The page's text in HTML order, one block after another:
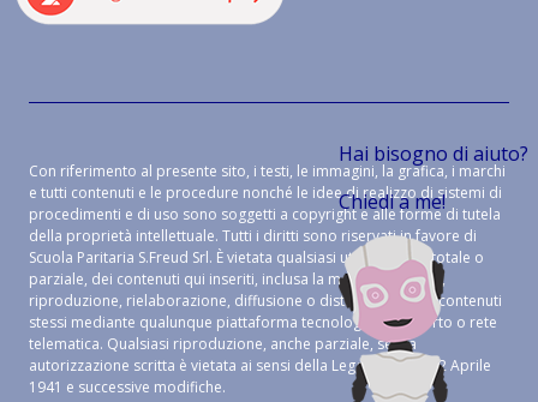
Hai bisogno di aiuto?
Chiedi a me!
Con riferimento al presente sito, i testi, le immagini, la grafica, i marchi
e tutti contenuti e le procedure nonché le idee di realizzo di sistemi di
procedimenti e di uso sono soggetti a copyright e alle forme di tutela
della proprietà intellettuale. Tutti i diritti sono riservati in favore di
Scuola Paritaria S.Freud Srl. È vietata qualsiasi utilizzazione, totale o
parziale, dei contenuti qui inseriti, inclusa la memorizzazione,
riproduzione, rielaborazione, diffusione o distribuzione dei contenuti
stessi mediante qualunque piattaforma tecnologica, supporto o rete
telematica. Qualsiasi riproduzione, anche parziale, senza
autorizzazione scritta è vietata ai sensi della Legge 633 del 22 Aprile
1941 e successive modifiche.